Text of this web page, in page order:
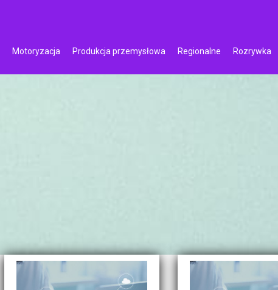
Motoryzacja Produkcja przemysłowa Regionalne Rozrywka